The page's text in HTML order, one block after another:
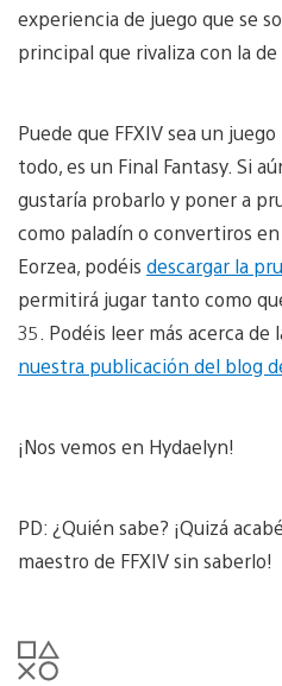
experiencia de juego que se
principal que rivaliza con la de
Puede que FFXIV sea un
todo, es un Final Fantasy. Si
gustaría probarlo y poner a
como paladín o convertiros
Eorzea, podéis descargar la
permitirá jugar tanto como
35. Podéis leer más acerca
nuestra publicación del blog
¡Nos vemos en Hydaelyn!
PD: ¿Quién sabe? ¡Quizá
maestro de FFXIV sin saberlo!